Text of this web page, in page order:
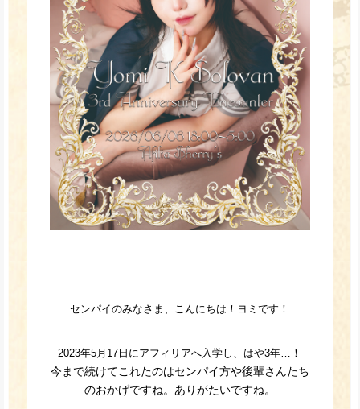
センパイのみなさま、こんにちは！ヨミです！
2023年5月17日にアフィリアへ入学し、はや3年…！
今まで続けてこれたのはセンパイ方や後輩さんたち
のおかげですね。ありがたいですね。